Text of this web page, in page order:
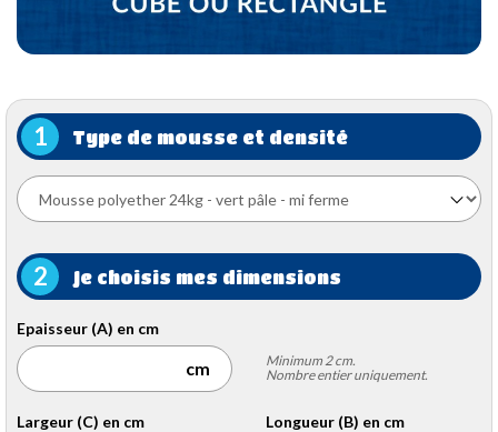
1 Type de mousse et densité
2 Je choisis mes dimensions
Epaisseur (A) en cm
Minimum 2 cm.
Nombre entier uniquement.
Largeur (C) en cm Longueur (B) en cm